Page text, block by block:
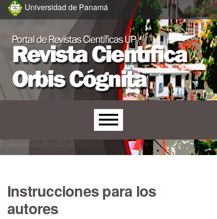
Ir al menú de navegación principal
Ir al contenido principal
Ir al pie de página del sitio
Universidad de Panamá
Menú principal
Instrucciones para los
autores